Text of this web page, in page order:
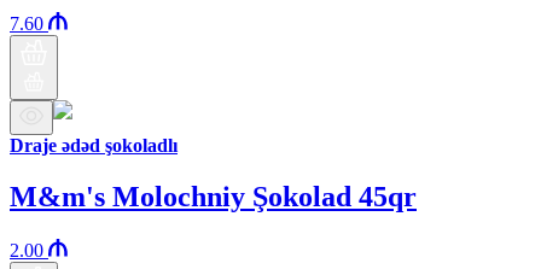
7.60
Draje ədəd şokoladlı
M&m's Molochniy Şokolad 45qr
2.00